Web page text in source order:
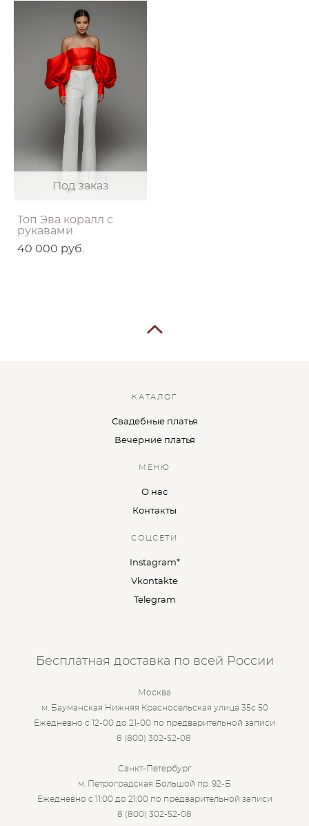
Под заказ
Топ Эва коралл с
рукавами
40 000 pуб.
КАТАЛОГ
Свадебные платья
Вечерние платья
МЕНЮ
О нас
Контакты
СОЦСЕТИ
Instagram*
Vkontakte
Telegram
Бесплатная доставка по всей России
Москва
м. Бауманская Нижняя Красносельская улица 35с 50
Ежедневно с 12-00 до 21-00 по предварительной записи
8 (800) 302-52-08
Санкт-Петербург
м. Петроградская Большой пр. 92-Б
Ежедневно с 11:00 до 21:00 по предварительной записи
8 (800) 302-52-08